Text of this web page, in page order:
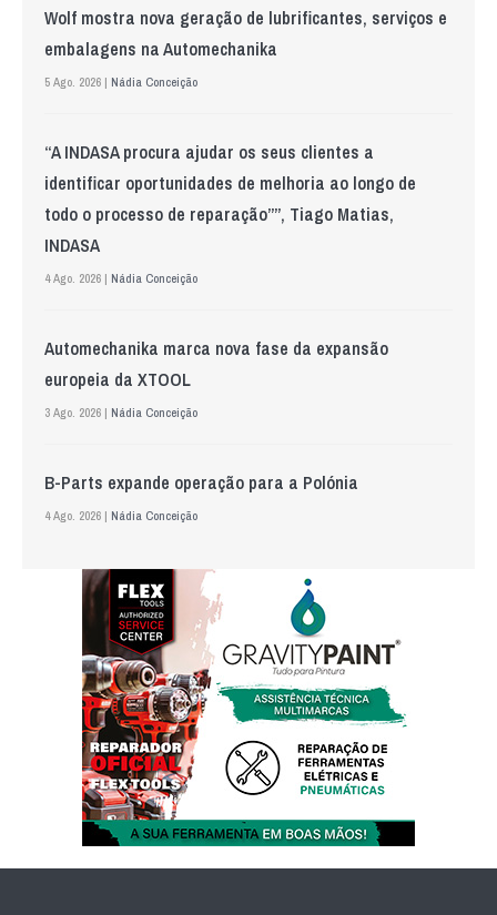
Wolf mostra nova geração de lubrificantes, serviços e
embalagens na Automechanika
5 Ago. 2026 | Nádia Conceição
“A INDASA procura ajudar os seus clientes a
identificar oportunidades de melhoria ao longo de
todo o processo de reparação””, Tiago Matias,
INDASA
4 Ago. 2026 | Nádia Conceição
Automechanika marca nova fase da expansão
europeia da XTOOL
3 Ago. 2026 | Nádia Conceição
B-Parts expande operação para a Polónia
4 Ago. 2026 | Nádia Conceição